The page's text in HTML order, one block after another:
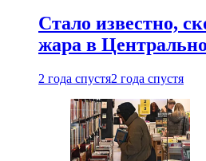
Стало известно,
жара в
2 года спустя2 года спустя